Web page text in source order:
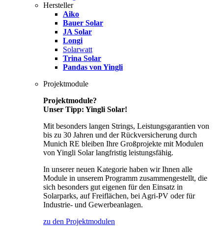
Hersteller
Aiko
Bauer Solar
JA Solar
Longi
Solarwatt
Trina Solar
Pandas von Yingli
Projektmodule
Projektmodule?
Unser Tipp: Yingli Solar!
Mit besonders langen Strings, Leistungsgarantien von
bis zu 30 Jahren und der Rückversicherung durch
Munich RE bleiben Ihre Großprojekte mit Modulen
von Yingli Solar langfristig leistungsfähig.
In unserer neuen Kategorie haben wir Ihnen alle
Module in unserem Programm zusammengestellt, die
sich besonders gut eigenen für den Einsatz in
Solarparks, auf Freiflächen, bei Agri-PV oder für
Industrie- und Gewerbeanlagen.
zu den Projektmodulen